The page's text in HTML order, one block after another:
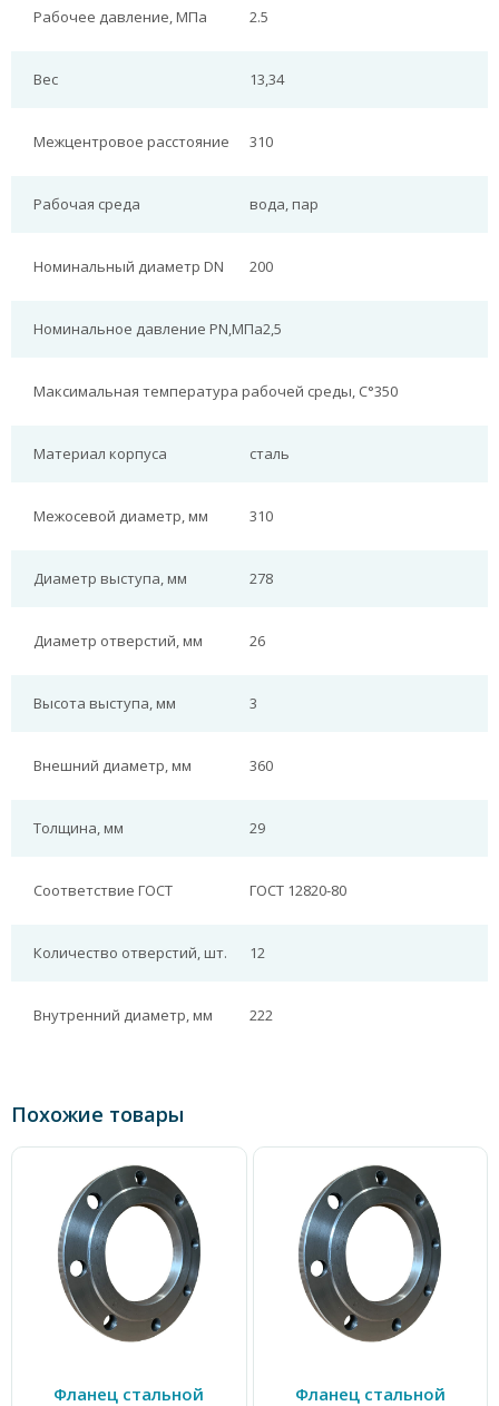
Рабочее давление, МПа 2.5
Вес 13,34
Межцентровое расстояние 310
Рабочая среда вода, пар
Номинальный диаметр DN 200
Номинальное давление PN,МПа2,5
Максимальная температура рабочей среды, С°350
Материал корпуса сталь
Межосевой диаметр, мм 310
Диаметр выступа, мм 278
Диаметр отверстий, мм 26
Высота выступа, мм 3
Внешний диаметр, мм 360
Толщина, мм 29
Соответствие ГОСТ ГОСТ 12820-80
Количество отверстий, шт. 12
Внутренний диаметр, мм 222
Похожие товары
Фланец стальной
Фланец стальной